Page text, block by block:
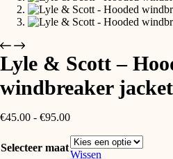
Lyle & Scott –
windbreaker
€45.00 - €95.00Prijsklasse:
tot
€95.00
Selecteer maat
Wissen